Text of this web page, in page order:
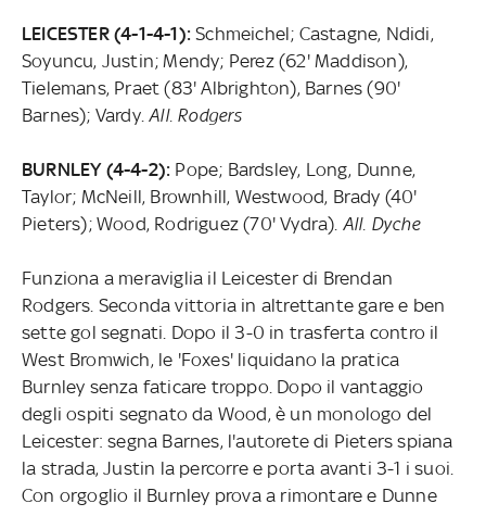
LEICESTER (4-1-4-1): Schmeichel; Castagne, Ndidi,
Soyuncu, Justin; Mendy; Perez (62' Maddison),
Tielemans, Praet (83' Albrighton), Barnes (90'
Barnes); Vardy.All. Rodgers
BURNLEY (4-4-2): Pope; Bardsley, Long, Dunne,
Taylor; McNeill, Brownhill, Westwood, Brady (40'
Pieters); Wood, Rodriguez (70' Vydra). All. Dyche
Funziona a meraviglia il Leicester di Brendan
Rodgers. Seconda vittoria in altrettante gare e ben
sette gol segnati. Dopo il 3-0 in trasferta contro il
West Bromwich, le 'Foxes' liquidano la pratica
Burnley senza faticare troppo. Dopo il vantaggio
degli ospiti segnato da Wood, è un monologo del
Leicester: segna Barnes, l'autorete di Pieters spiana
la strada, Justin la percorre e porta avanti 3-1 i suoi.
Con orgoglio il Burnley prova a rimontare e Dunne